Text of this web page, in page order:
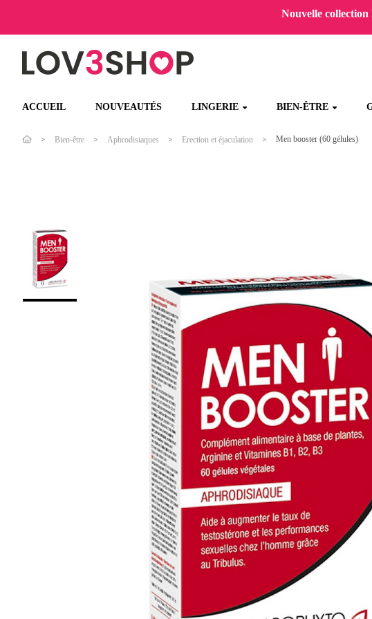
Nouvelle
ACCUEIL NOUVEAUTÉS LINGERIE BIEN-ÊTRE
Bien-être Aphrodisiaques Erection et éjaculation Men booster (60 gélules)